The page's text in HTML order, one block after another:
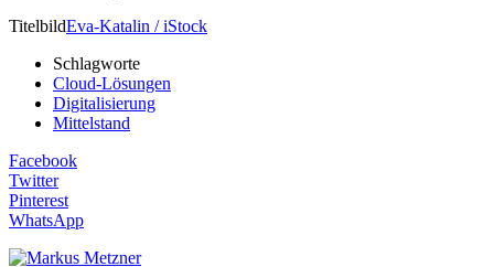
TitelbildEva-Katalin / iStock
Schlagworte
Cloud-Lösungen
Digitalisierung
Mittelstand
Facebook
Twitter
Pinterest
WhatsApp